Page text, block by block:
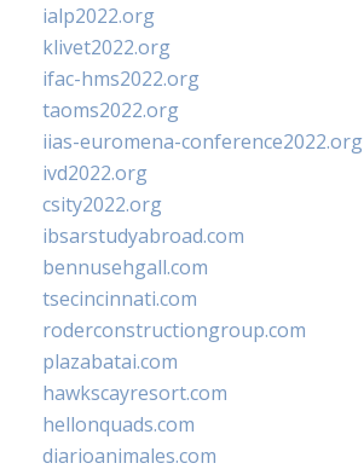
ialp2022.org
klivet2022.org
ifac-hms2022.org
taoms2022.org
iias-euromena-conference2022.org
ivd2022.org
csity2022.org
ibsarstudyabroad.com
bennusehgall.com
tsecincinnati.com
roderconstructiongroup.com
plazabatai.com
hawkscayresort.com
hellonquads.com
diarioanimales.com